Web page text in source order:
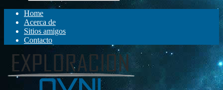
Home
Acerca de
Sitios amigos
Contacto